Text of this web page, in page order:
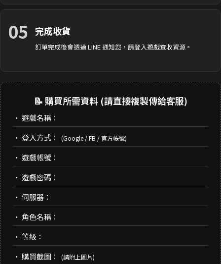
05 完成收貨
訂單完成後會透過 LINE 通知您，請登入遊戲查收資源。
📝 購買所需資料 (請直接複製傳給客服)
• 遊戲名稱：
• 登入方式：
(Google / FB / 官方帳號)
• 遊戲帳號：
• 遊戲密碼：
• 伺服器：
• 角色名稱：
• 等級：
• 購買截圖：
(請附上圖片)